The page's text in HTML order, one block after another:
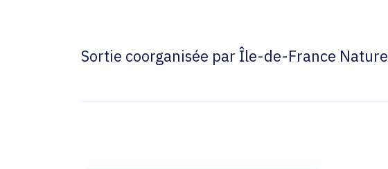
Sortie coorganisée par Île-de-France Nature